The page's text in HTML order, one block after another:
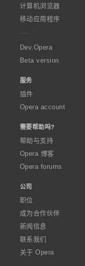
O
p
e
a
计算机浏览器
移动应用程序
Dev.Opera
Beta version
服务
插件
Opera account
需要帮助吗?
帮助与支持
Opera 博客
Opera forums
公司
职位
成为合作伙伴
新闻信息
联系我们
关于 Opera